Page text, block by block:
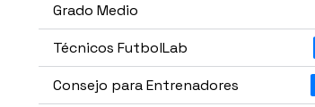
Grado Medio
Técnicos FutbolLab
Consejo para Entrenadores